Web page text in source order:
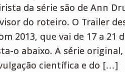
da série são de Ann
do roteiro. O Trailer
2013, que vai de 17 a
o abaixo. A série
científica e do […]